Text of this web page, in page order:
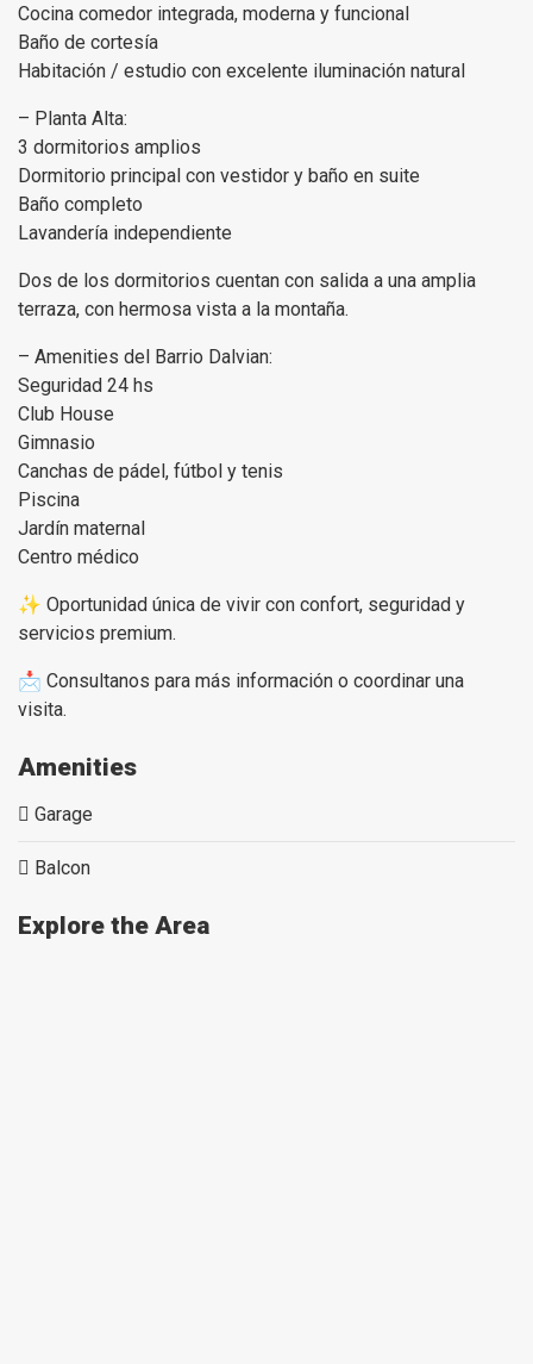
Cocina comedor integrada, moderna y funcional
Baño de cortesía
Habitación / estudio con excelente iluminación natural
– Planta Alta:
3 dormitorios amplios
Dormitorio principal con vestidor y baño en suite
Baño completo
Lavandería independiente
Dos de los dormitorios cuentan con salida a una amplia
terraza, con hermosa vista a la montaña.
– Amenities del Barrio Dalvian:
Seguridad 24 hs
Club House
Gimnasio
Canchas de pádel, fútbol y tenis
Piscina
Jardín maternal
Centro médico
✨ Oportunidad única de vivir con confort, seguridad y
servicios premium.
📩 Consultanos para más información o coordinar una
visita.
Amenities
Garage
Balcon
Explore the Area